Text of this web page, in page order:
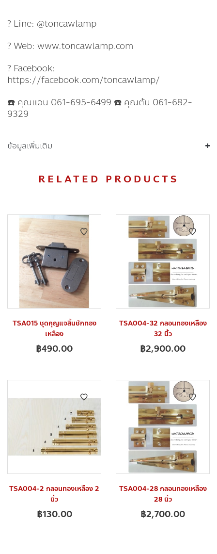
? Line: @toncawlamp
? Web: www.toncawlamp.com
? Facebook:
https://facebook.com/toncawlamp/
☎️ คุณแอน 061-695-6499 ☎️ คุณต้น 061-682-
9329
ข้อมูลเพิ่มเติม
RELATED PRODUCTS
TSA015 ชุดกุญแจลิ้นชักทอง
เหลือง
฿490.00
TSA004-32 กลอนทองเหลือง
32 นิ้ว
฿2,900.00
TSA004-2 กลอนทองเหลือง 2
นิ้ว
฿130.00
TSA004-28 กลอนทองเหลือง
28 นิ้ว
฿2,700.00